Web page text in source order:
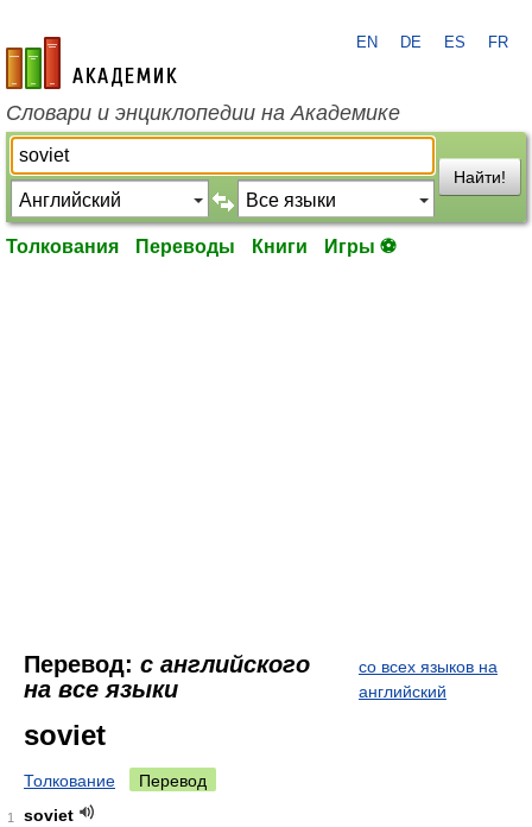
academic.ru
EN DE ES FR
Словари и энциклопедии на Академике
Найти!
Толкования Переводы Книги Игры ⚽
Перевод: с английского
на все языки
со всех языков на
английский
soviet
Толкование Перевод
1
soviet